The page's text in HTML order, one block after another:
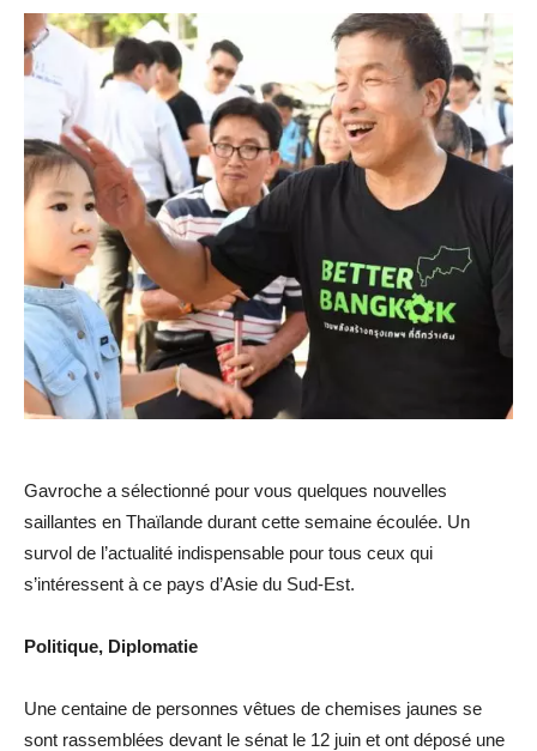
Gavroche a sélectionné pour vous quelques nouvelles
saillantes en Thaïlande durant cette semaine écoulée. Un
survol de l’actualité indispensable pour tous ceux qui
s’intéressent à ce pays d’Asie du Sud-Est.
Politique, Diplomatie
Une centaine de personnes vêtues de chemises jaunes se
sont rassemblées devant le sénat le 12 juin et ont déposé une